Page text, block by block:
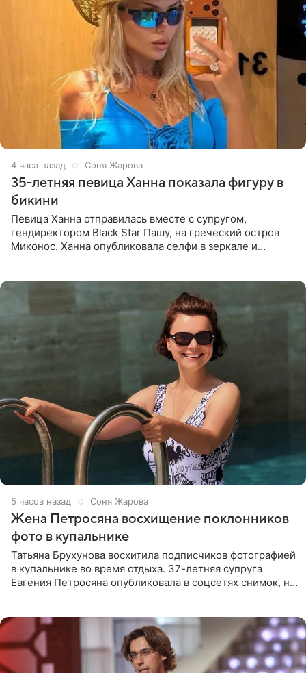
4 часа назад Соня Жарова
35-летняя певица Ханна показала фигуру в
бикини
Певица Ханна отправилась вместе с супругом,
гендиректором Black Star Пашу, на греческий остров
Миконос. Ханна опубликовала селфи в зеркале и
5 часов назад Соня Жарова
Жена Петросяна восхищение поклонников
фото в купальнике
Татьяна Брухунова восхитила подписчиков фотографией
в купальнике во время отдыха. 37-летняя супруга
Евгения Петросяна опубликовала в соцсетях снимок, на